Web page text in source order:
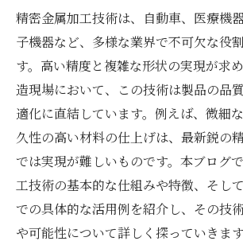
精密金属加工技術は、自動車、医療機
子機器など、多様な業界で不可欠な役
す。高い精度と複雑な形状の実現が求
造現場において、この技術は製品の品
適化に直結しています。例えば、微細
久性の高い材料の仕上げは、最新鋭の
では実現が難しいものです。本ブログ
工技術の基本的な仕組みや特徴、そし
での具体的な活用例を紹介し、その技
や可能性について詳しく探っていきます